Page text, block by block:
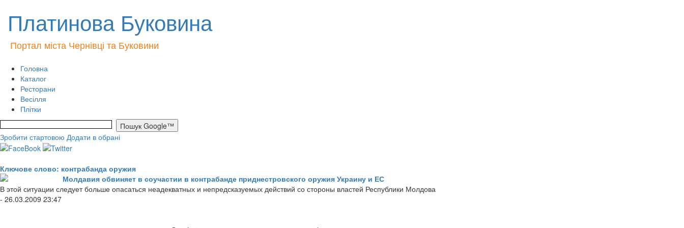
Платинова Буковина
Портал міста Чернівці та Буковини
Головна
Каталог
Ресторани
Весілля
Плітки
Зробити стартовою Додати в обрані
Ключове слово: контрабанда оружия
Молдавия обвиняет в соучастии в контрабанде приднестровского оружия Украину и ЕС
В этой ситуации следует больше опасаться неадекватных и непредсказуемых действий со стороны властей Республики Молдова
- 26.03.2009 23:47